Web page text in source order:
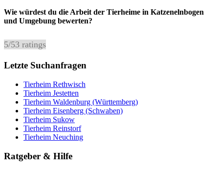
Wie würdest du die Arbeit der Tierheime in Katzenelnbogen
und Umgebung bewerten?
5/53 ratings
Letzte Suchanfragen
Tierheim Rethwisch
Tierheim Jestetten
Tierheim Waldenburg (Württemberg)
Tierheim Eisenberg (Schwaben)
Tierheim Sukow
Tierheim Reinstorf
Tierheim Neuching
Ratgeber & Hilfe